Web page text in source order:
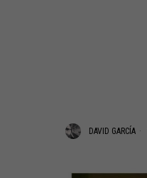
DAVID GARCÍA